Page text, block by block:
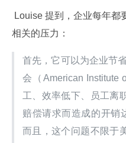
相关的压力：
首先，它可以为企业节
会（American Institute
工、效率低下、员工离
赔偿请求而造成的开销
而且，这个问题不限于